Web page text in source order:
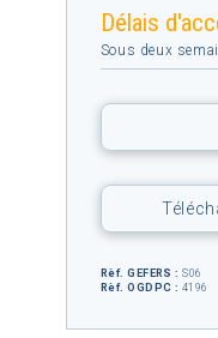
Délais
Sous deux
Rèf. GEFERS : S06
Rèf. OGDPC : 4196